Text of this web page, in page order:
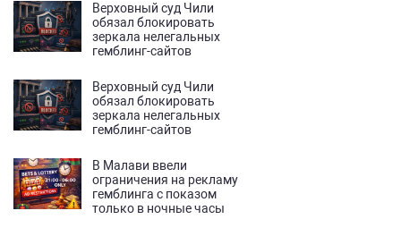
Верховный суд Чили
обязал блокировать
зеркала нелегальных
гемблинг-сайтов
Верховный суд Чили
обязал блокировать
зеркала нелегальных
гемблинг-сайтов
В Малави ввели
ограничения на рекламу
гемблинга с показом
только в ночные часы